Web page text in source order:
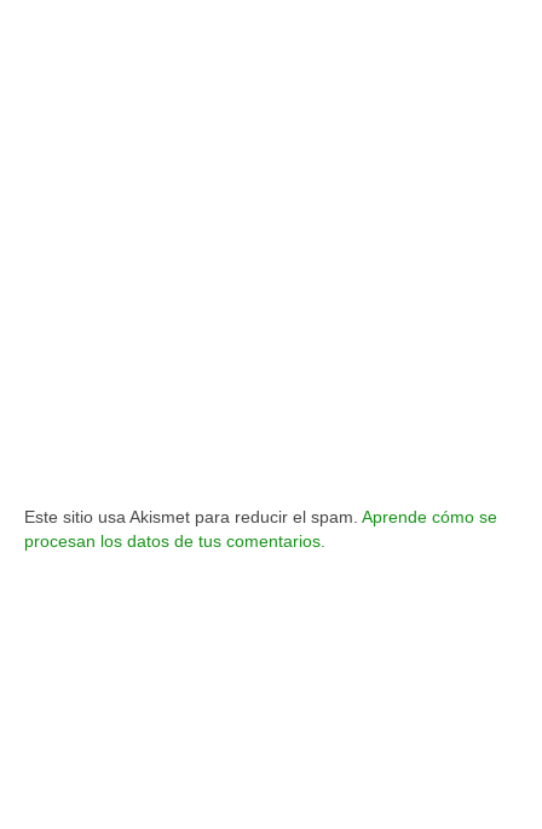
Este sitio usa Akismet para reducir el spam. Aprende cómo se
procesan los datos de tus comentarios.